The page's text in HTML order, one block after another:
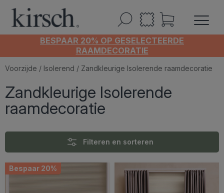
BESPAAR 20% OP GESELECTEERDE
RAAMDECORATIE
Voorzijde / Isolerend / Zandkleurige Isolerende raamdecoratie
Zandkleurige Isolerende
raamdecoratie
Filteren en sorteren
Bespaar 20%